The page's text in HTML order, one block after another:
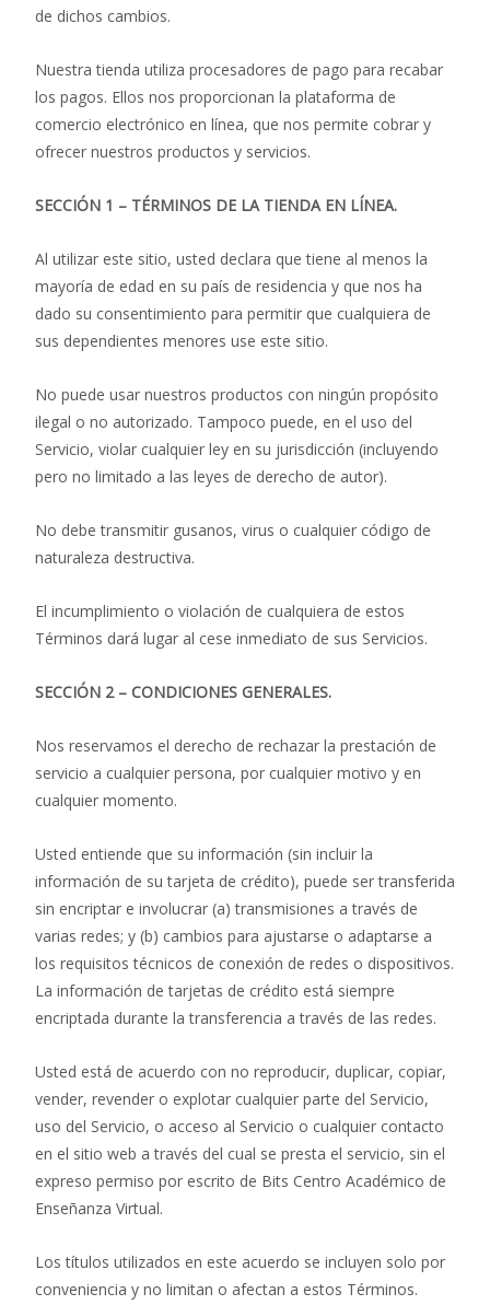
de dichos cambios.
Nuestra tienda utiliza procesadores de pago para recabar
los pagos. Ellos nos proporcionan la plataforma de
comercio electrónico en línea, que nos permite cobrar y
ofrecer nuestros productos y servicios.
SECCIÓN 1 – TÉRMINOS DE LA TIENDA EN LÍNEA.
Al utilizar este sitio, usted declara que tiene al menos la
mayoría de edad en su país de residencia y que nos ha
dado su consentimiento para permitir que cualquiera de
sus dependientes menores use este sitio.
No puede usar nuestros productos con ningún propósito
ilegal o no autorizado. Tampoco puede, en el uso del
Servicio, violar cualquier ley en su jurisdicción (incluyendo
pero no limitado a las leyes de derecho de autor).
No debe transmitir gusanos, virus o cualquier código de
naturaleza destructiva.
El incumplimiento o violación de cualquiera de estos
Términos dará lugar al cese inmediato de sus Servicios.
SECCIÓN 2 – CONDICIONES GENERALES.
Nos reservamos el derecho de rechazar la prestación de
servicio a cualquier persona, por cualquier motivo y en
cualquier momento.
Usted entiende que su información (sin incluir la
información de su tarjeta de crédito), puede ser transferida
sin encriptar e involucrar (a) transmisiones a través de
varias redes; y (b) cambios para ajustarse o adaptarse a
los requisitos técnicos de conexión de redes o dispositivos.
La información de tarjetas de crédito está siempre
encriptada durante la transferencia a través de las redes.
Usted está de acuerdo con no reproducir, duplicar, copiar,
vender, revender o explotar cualquier parte del Servicio,
uso del Servicio, o acceso al Servicio o cualquier contacto
en el sitio web a través del cual se presta el servicio, sin el
expreso permiso por escrito de Bits Centro Académico de
Enseñanza Virtual.
Los títulos utilizados en este acuerdo se incluyen solo por
conveniencia y no limitan o afectan a estos Términos.